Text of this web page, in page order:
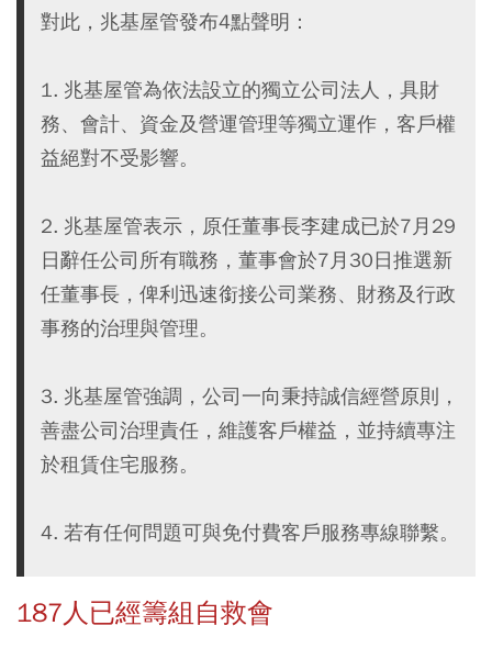
對此，兆基屋管發布4點聲明：
1. 兆基屋管為依法設立的獨立公司法人，具財
務、會計、資金及營運管理等獨立運作，客戶權
益絕對不受影響。
2. 兆基屋管表示，原任董事長李建成已於7月29
日辭任公司所有職務，董事會於7月30日推選新
任董事長，俾利迅速銜接公司業務、財務及行政
事務的治理與管理。
3. 兆基屋管強調，公司一向秉持誠信經營原則，
善盡公司治理責任，維護客戶權益，並持續專注
於租賃住宅服務。
4. 若有任何問題可與免付費客戶服務專線聯繫。
187人已經籌組自救會